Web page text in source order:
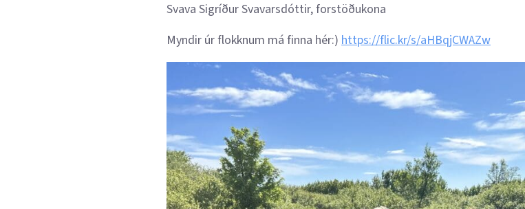
Svava Sigríður Svavarsdóttir, forstöðukona
Myndir úr flokknum má finna hér:) https://flic.kr/s/aHBqjCWAZw